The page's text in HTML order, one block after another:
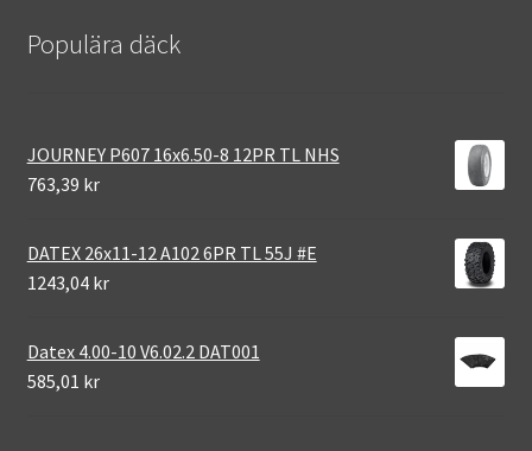
Populära däck
JOURNEY P607 16x6.50-8 12PR TL NHS
763,39 kr
DATEX 26x11-12 A102 6PR TL 55J #E
1243,04 kr
Datex 4.00-10 V6.02.2 DAT001
585,01 kr